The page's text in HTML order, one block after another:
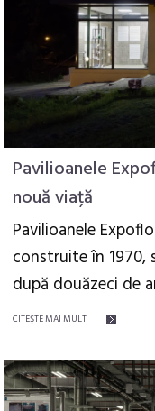
Pavilioanele
nouă viață
Pavilioanele
construite în 1970,
după douăzeci de
CITEŞTE MAI MULT